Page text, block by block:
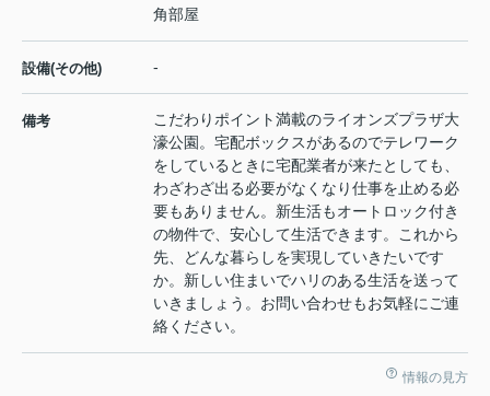
角部屋
設備(その他) -
備考
こだわりポイント満載のライオンズプラザ大
濠公園。宅配ボックスがあるのでテレワーク
をしているときに宅配業者が来たとしても、
わざわざ出る必要がなくなり仕事を止める必
要もありません。新生活もオートロック付き
の物件で、安心して生活できます。これから
先、どんな暮らしを実現していきたいです
か。新しい住まいでハリのある生活を送って
いきましょう。お問い合わせもお気軽にご連
絡ください。
情報の見方